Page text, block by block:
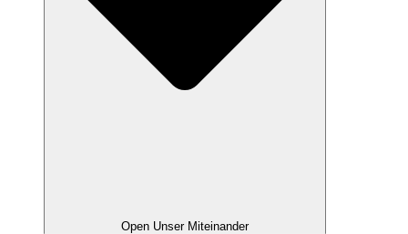
Open Unser Miteinander